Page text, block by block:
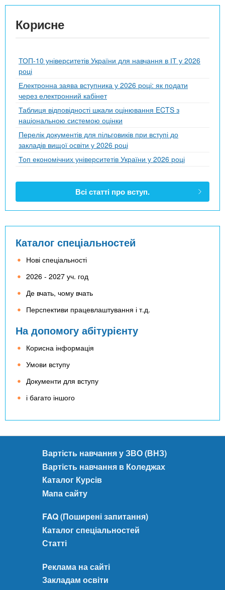
Корисне
ТОП-10 університетів України для навчання в ІТ у 2026
році
Електронна заява вступника у 2026 році: як подати
через електронний кабінет
Таблиця відповідності шкали оцінювання ECTS з
національною системою оцінки
Перелік документів для пільговиків при вступі до
закладів вищої освіти у 2026 році
Топ економічних університетів України у 2026 році
Всі статті про вступ.
Каталог спеціальностей
Нові спеціальності
2026 - 2027 уч. год
Де вчать, чому вчать
Перспективи працевлаштування і т.д.
На допомогу абітурієнту
Корисна інформація
Умови вступу
Документи для вступу
і багато іншого
Вартість навчання у ЗВО (ВНЗ)
Вартість навчання в Коледжах
Каталог Курсів
Мапа сайту
FAQ (Поширені запитання)
Каталог спеціальностей
Статті
Реклама на сайті
Закладам освіти